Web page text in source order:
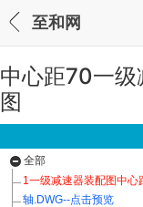
至和网
中心距70一级
图
全部
1一级减速器装配图中心
轴.DWG--点击预览